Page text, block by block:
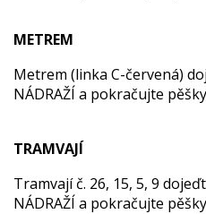
METREM
Metrem (linka C-červená)
NÁDRAŽÍ a pokračujte
TRAMVAJÍ
Tramvají č. 26, 15, 5, 9
NÁDRAŽÍ a pokračujte